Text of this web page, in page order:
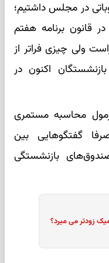
در مجلس داشتیم؛
قانون برنامه هفتم
ولی چیزی فراتر از
اکنون در
محاسبه مستمری
گفتگوهایی بین
بازنشستگی
زودتر می میرد؟